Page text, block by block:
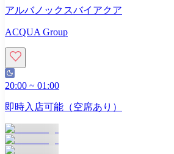
アルバノックスバイアクア
ACQUA Group
20:00 ~ 01:00
即時入店可能（空席あり）